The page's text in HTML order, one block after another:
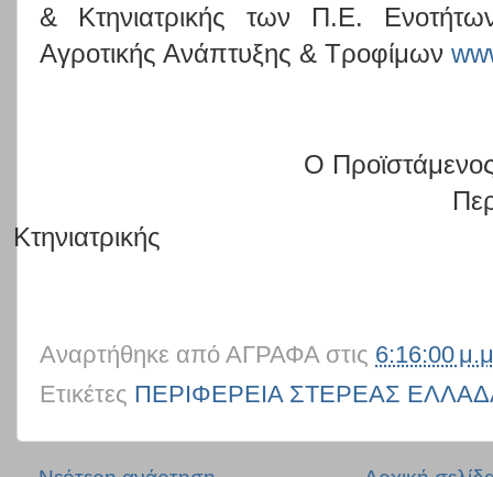
& Κτηνιατρικής των Π.Ε.
Αγροτικής Ανάπτυξης & Τροφίμων
Ο
Περιφερ.
Κτηνιατρικής
Αναρτήθηκε από ΑΓΡΑΦΑ στις 6:16:00
Ετικέτες ΠΕΡΙΦΕΡΕΙΑ ΣΤΕΡΕΑΣ